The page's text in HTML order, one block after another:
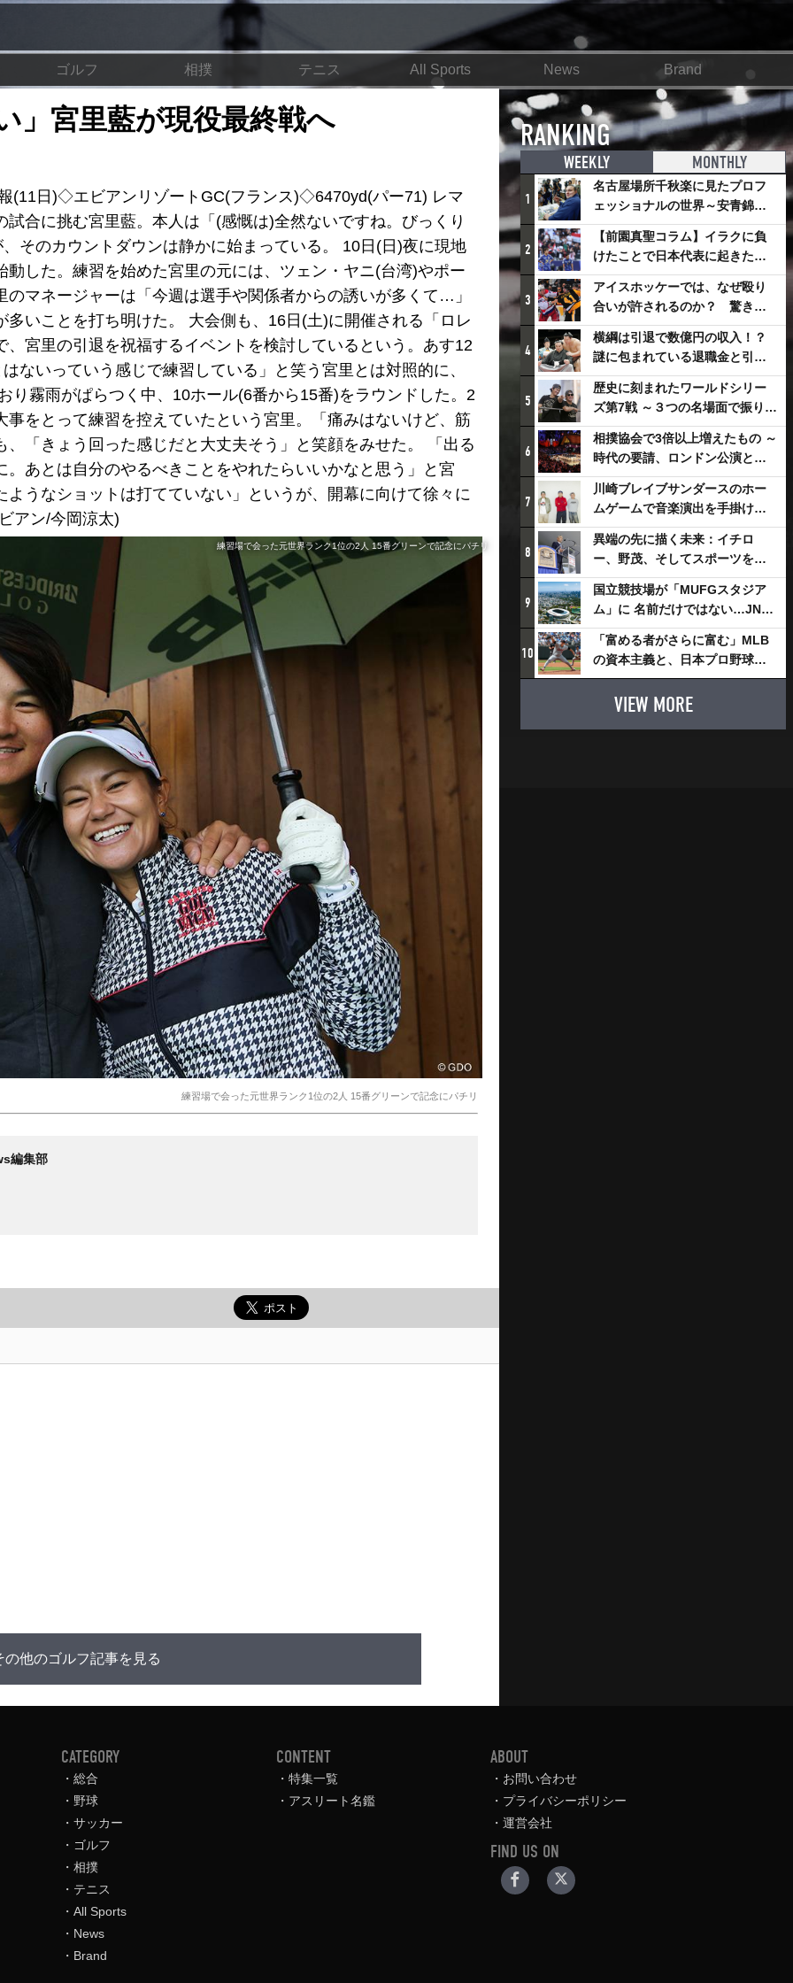
ゴルフ 相撲 テニス All Sports News Brand
」宮里藍が現役最終戦へ
日)◇エビアンリゾートGC(フランス)◇6470yd(パー71) レマ
合に挑む宮里藍。本人は「(感慨は)全然ないですね。びっくり
そのカウントダウンは静かに始まっている。 10日(日)夜に現地
した。練習を始めた宮里の元には、ツェン・ヤニ(台湾)やポー
マネージャーは「今週は選手や関係者からの誘いが多くて…」
いことを打ち明けた。 大会側も、16日(土)に開催される「ロレ
宮里の引退を祝福するイベントを検討しているという。あす12
ないっていう感じで練習している」と笑う宮里とは対照的に、
り霧雨がぱらつく中、10ホール(6番から15番)をラウンドした。2
をとって練習を控えていたという宮里。「痛みはないけど、筋
「きょう回った感じだと大丈夫そう」と笑顔をみせた。 「出る
あとは自分のやるべきことをやれたらいいかなと思う」と宮
うなショットは打てていない」というが、開幕に向けて徐々に
アン/今岡涼太)
練習場で会った元世界ランク1位の2人 15番グリーンで記念にパチリ
練習場で会った元世界ランク1位の2人 15番グリーンで記念にパチリ
編集部
の他のゴルフ記事を見る
RANKING
WEEKLY MONTHLY
1
名古屋場所千秋楽に見たプロフ
ェッショナルの世界～安青錦の
優勝を巡るさまざまなドラマ
2
【前園真聖コラム】イラクに負
けたことで日本代表に起きたプ
ラスとは
3
アイスホッケーでは、なぜ殴り
合いが許されるのか？ 驚きの
「ファイティング」ルールにつ
いて
4
横綱は引退で数億円の収入！？
謎に包まれている退職金と引退
相撲興行
5
歴史に刻まれたワールドシリー
ズ第7戦 ～３つの名場面で振り返
る～
6
相撲協会で3倍以上増えたもの ～
時代の要請、ロンドン公演と古
式大相撲
7
川崎ブレイブサンダースのホー
ムゲームで音楽演出を手掛ける
スチャダラパーが川崎新！アリ
ーナシティ・プロジェクトを語
る 「楽しみでしかないでしょ。
川崎は、ずっと成長曲線だか
ら」
8
異端の先に描く未来：イチロ
ー、野茂、そしてスポーツを支
える科学界の挑戦
9
国立競技場が「MUFGスタジア
ム」に 名前だけではない…JNSE
とMUFGが“共創”し描く地域活
性化・社会価値創造の近未来図
とは
10
「富める者がさらに富む」MLB
の資本主義と、日本プロ野球が
踏み出せない一歩
VIEW MORE
CATEGORY
総合
野球
サッカー
ゴルフ
相撲
テニス
All Sports
News
Brand
CONTENT
特集一覧
アスリート名鑑
ABOUT
お問い合わせ
プライバシーポリシー
運営会社
FIND US ON